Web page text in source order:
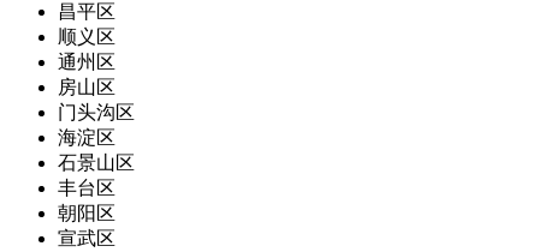
昌平区
顺义区
通州区
房山区
门头沟区
海淀区
石景山区
丰台区
朝阳区
宣武区